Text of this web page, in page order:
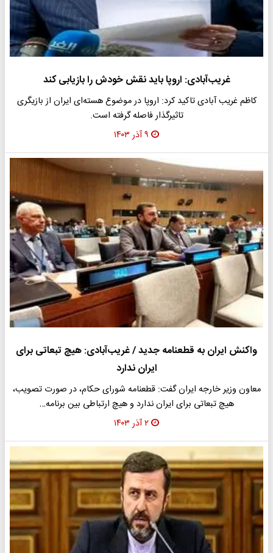
غریب‌آبادی: اروپا باید نقش خودش را بازیابی کند
کاظم غریب آبادی تاکید کرد: اروپا در موضوع هسته‌ای ایران از بازیگری
تاثیرگذار فاصله گرفته است.
۹ آذر ۱۴۰۳
واکنش ایران به قطعنامه جدید / غریب‌آبادی: هیچ تبعاتی برای
ایران ندارد
معاون وزیر خارجه ایران گفت: قطعنامه شورای حکام، در صورت تصویب،
هیچ تبعاتی برای ایران ندارد و هیچ ارتباطی بین برنامه…
۲ آذر ۱۴۰۳